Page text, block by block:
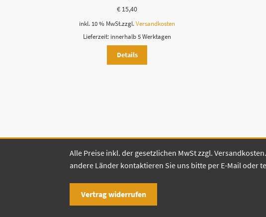
€ 15,40
inkl. 10 % MwSt.zzgl.Versandkosten
Lieferzeit: innerhalb 5 Werktagen
Details
Alle Preise inkl. der gesetzlichen MwSt zzgl.
andere Länder kontaktieren Sie uns bitte per E-Mail oder
Vertrag widerrufen